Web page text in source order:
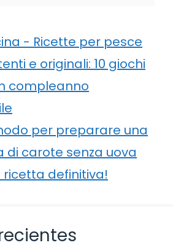
- Ricette per pesce
e originali: 10 giochi
compleanno
per preparare una
di carote senza uova
ricetta definitiva!